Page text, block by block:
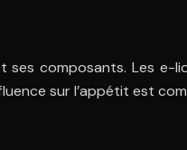
composants. Les e-
sur l’appétit est